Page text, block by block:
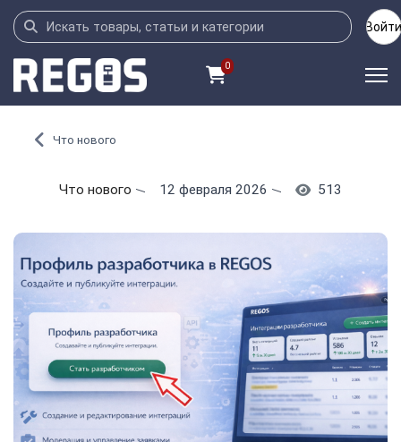
0
Что нового
Что нового 12 февраля 2026 513